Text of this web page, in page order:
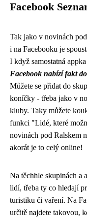
Facebook
Tak jako v novinách
i na Facebooku je
I když samostatná
Facebook nabízí fakt
Můžete se přidat do
koníčky - třeba jako v
kluby. Taky můžete
funkci "Lidé, které
novinách pod Ralskem
akorát je to celý online!
Na těchhle skupinách a
lidí, třeba ty co hledají
turistiku či vaření. Na
určitě najdete takovou,